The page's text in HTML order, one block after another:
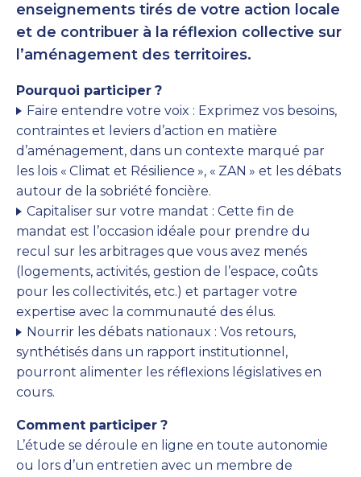
enseignements tirés de votre action locale
et de contribuer à la réflexion collective sur
l’aménagement des territoires.
Pourquoi participer ?
Faire entendre votre voix : Exprimez vos besoins,
contraintes et leviers d’action en matière
d’aménagement, dans un contexte marqué par
les lois « Climat et Résilience », « ZAN » et les débats
autour de la sobriété foncière.
Capitaliser sur votre mandat : Cette fin de
mandat est l’occasion idéale pour prendre du
recul sur les arbitrages que vous avez menés
(logements, activités, gestion de l’espace, coûts
pour les collectivités, etc.) et partager votre
expertise avec la communauté des élus.
Nourrir les débats nationaux : Vos retours,
synthétisés dans un rapport institutionnel,
pourront alimenter les réflexions législatives en
cours.
Comment participer ?
L’étude se déroule en ligne en toute autonomie
ou lors d’un entretien avec un membre de